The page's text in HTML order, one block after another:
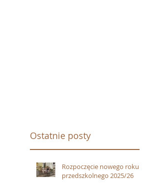
Ostatnie posty
Rozpoczęcie nowego roku
przedszkolnego 2025/26